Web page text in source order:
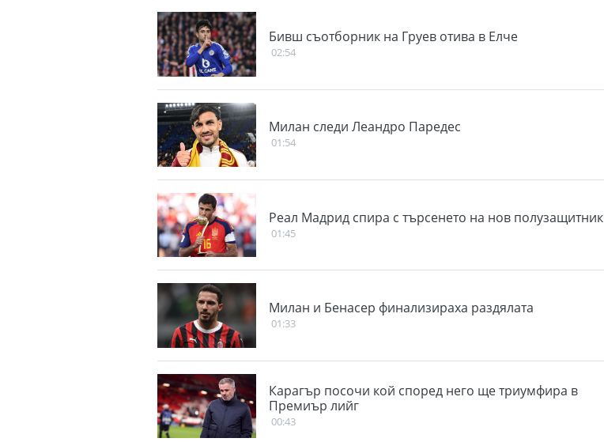
Бивш съотборник на Груев отива в Елче
02:54
Милан следи Леандро Паредес
01:54
Реал Мадрид спира с търсенето на нов полузащитник
01:45
Милан и Бенасер финализираха раздялата
01:33
Карагър посочи кой според него ще триумфира в
Премиър лийг
00:43